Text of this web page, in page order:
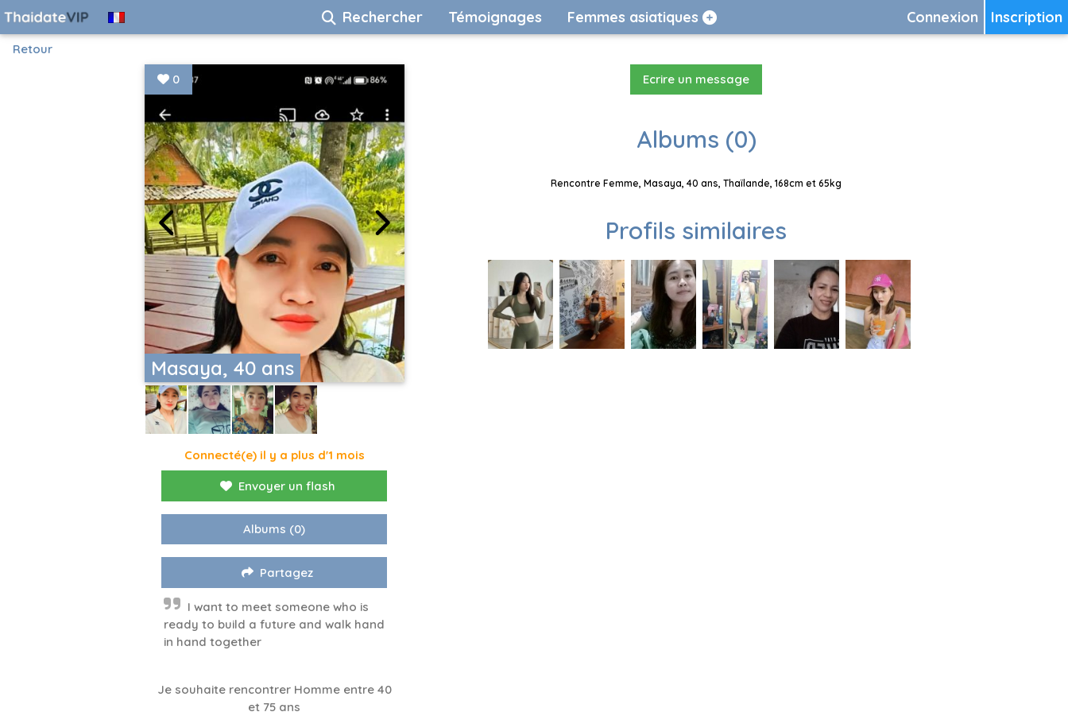
Inscription
Connexion
Rechercher Témoignages Femmes asiatiques
Retour
Masaya, 40 ans
0
Connecté(e) il y a plus d'1 mois
Envoyer un flash
Albums (0)
Partagez
I want to meet someone who is
ready to build a future and walk hand
in hand together
Je souhaite rencontrer Homme entre 40
et 75 ans
Ecrire un message
Albums (0)
Rencontre Femme, Masaya, 40 ans, Thaïlande, 168cm et 65kg
Profils similaires